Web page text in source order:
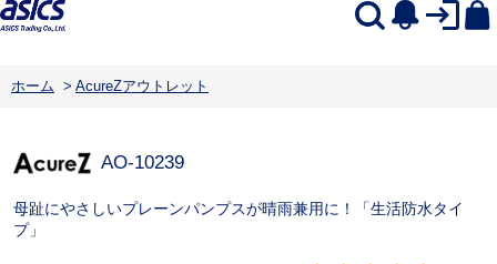
ホーム > AcureZアウトレット
AO-10239
母趾にやさしいプレーンパンプスが晴雨兼用に！「生活防水タイ
プ」